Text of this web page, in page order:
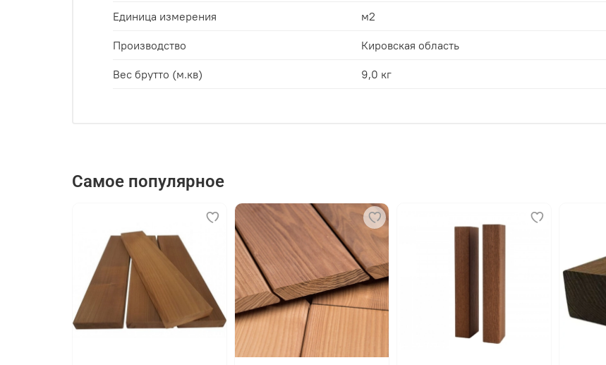
Монтируете. Первая доска фиксируется стартовым крепежом, последующие просто
Единица измерения м2
Производство Кировская область
Вес брутто (м.кв) 9,0 кг
Самое популярное